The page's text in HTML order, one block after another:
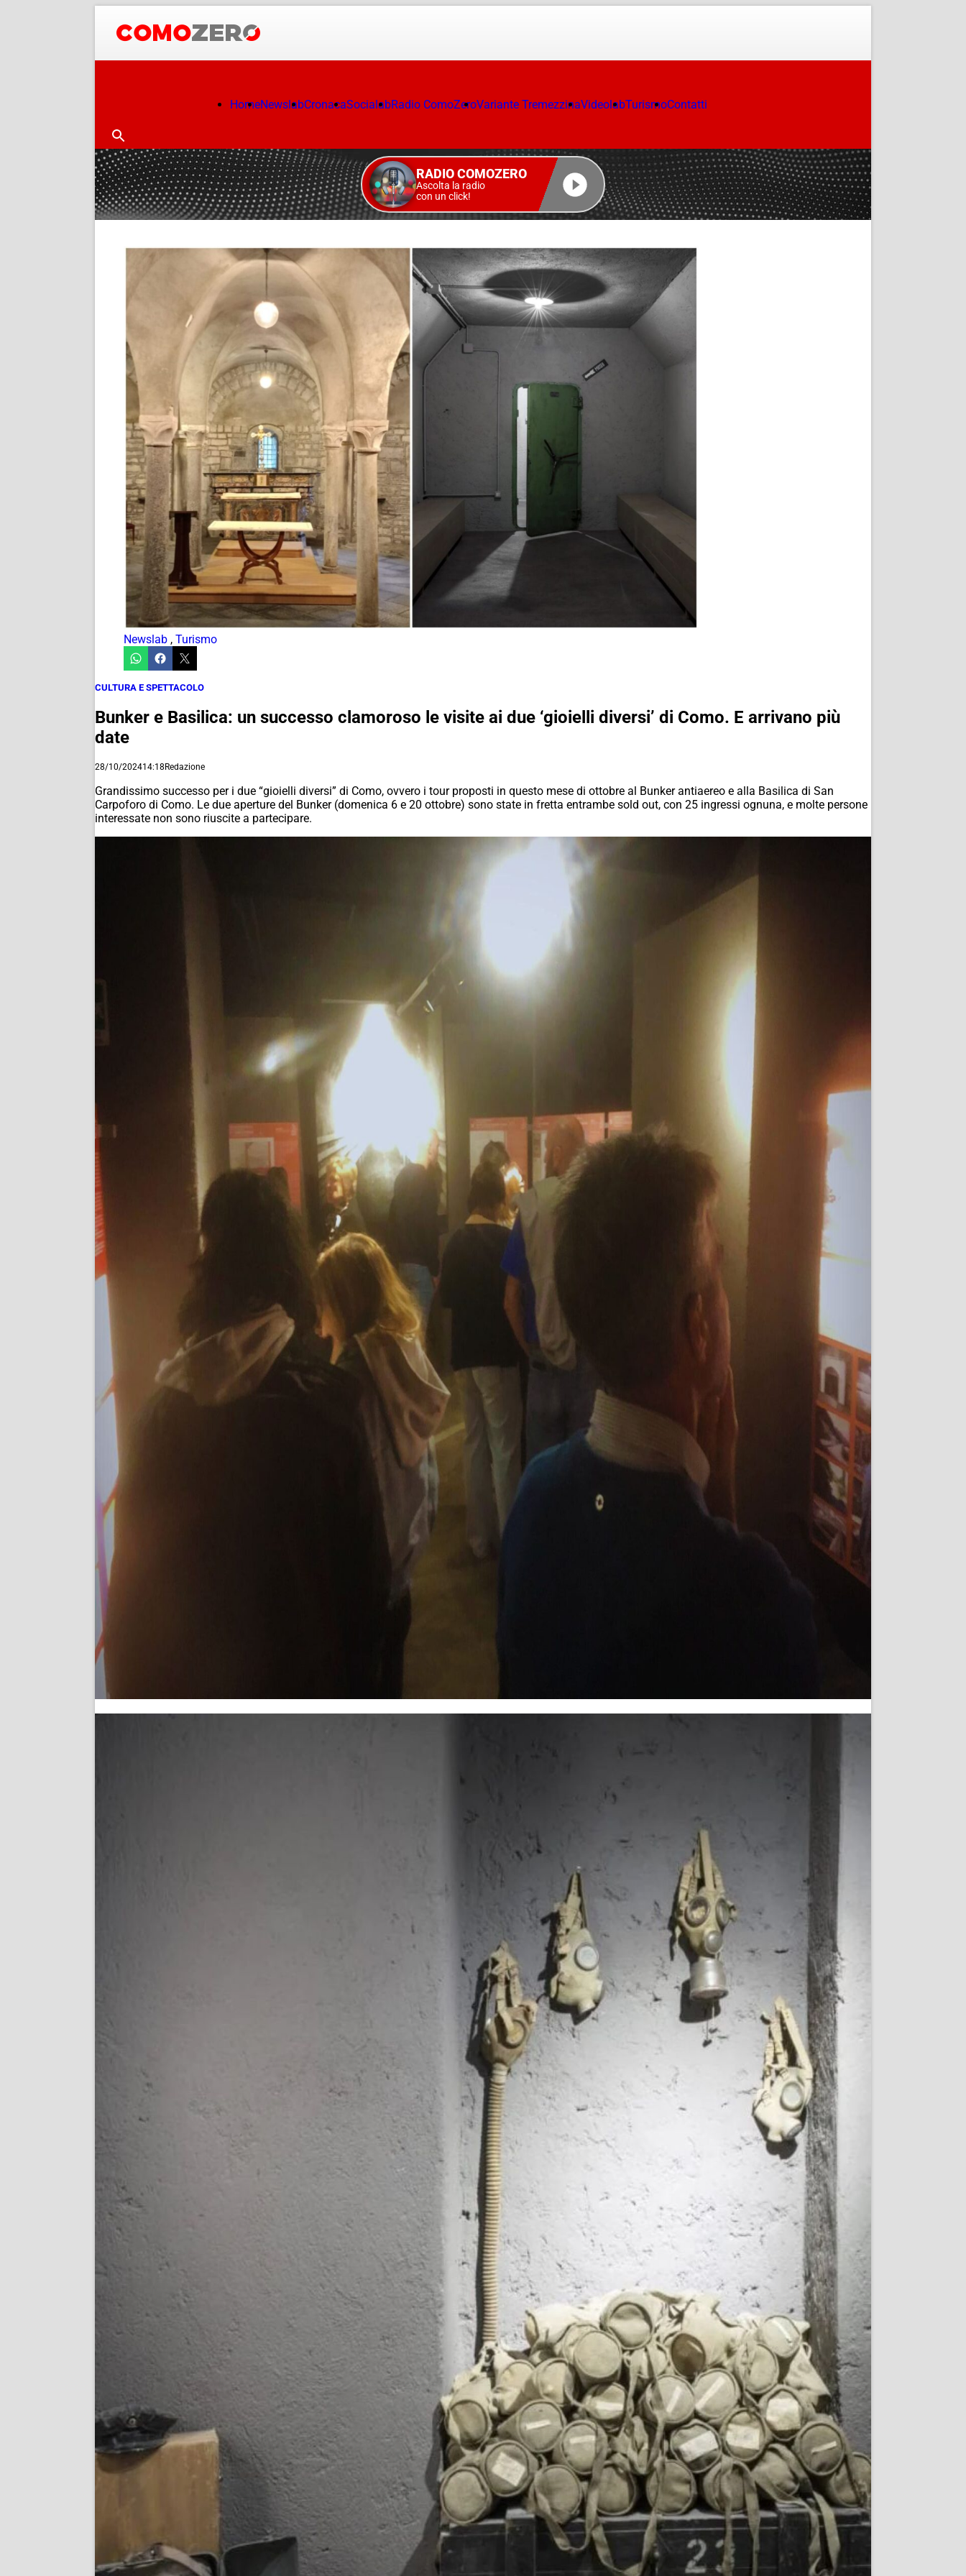
HomeNewslabCronacaSocialabRadio ComoZeroVariante TremezzinaVideolabTurismoContatti
RADIO COMOZERO
Ascolta la radio
con un click!
Newslab , Turismo
CULTURA E SPETTACOLO
Bunker e Basilica: un successo clamoroso le visite ai due ‘gioielli diversi’ di Como. E arrivano più
date
28/10/202414:18Redazione
Grandissimo successo per i due “gioielli diversi” di Como, ovvero i tour proposti in questo mese di ottobre al Bunker antiaereo e alla Basilica di San
Carpoforo di Como. Le due aperture del Bunker (domenica 6 e 20 ottobre) sono state in fretta entrambe sold out, con 25 ingressi ognuna, e molte persone
interessate non sono riuscite a partecipare.